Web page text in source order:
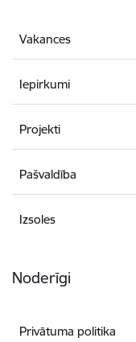
Vakances
Iepirkumi
Projekti
Pašvaldība
Izsoles
Noderīgi
Privātuma politika